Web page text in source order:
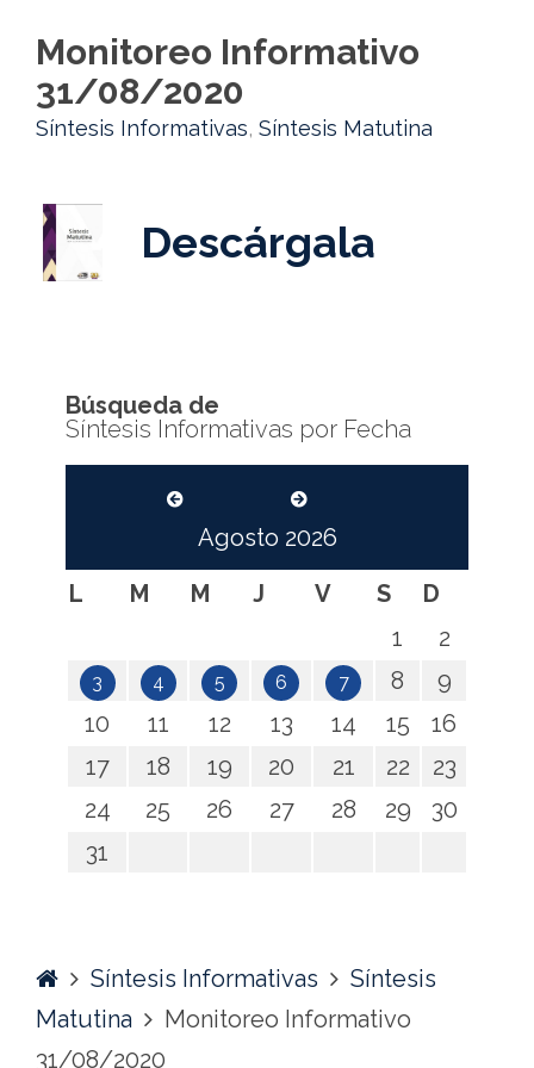
Monitoreo Informativo
31/08/2020
Síntesis Informativas, Síntesis Matutina
Descárgala
Búsqueda de
Síntesis Informativas por Fecha
Agosto 2026
L
M M J V S
D
1
2
3 4 5 6 7 8
9
10
11 12 13 14 15
16
17
18 19 20 21 22
23
24
25 26 27 28 29
30
31
HomeSíntesis Informativas
Síntesis
Matutina
Monitoreo Informativo
31/08/2020